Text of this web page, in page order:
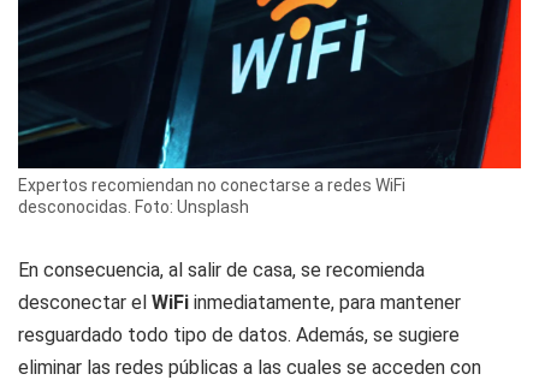
Expertos recomiendan no conectarse a redes WiFi
desconocidas. Foto: Unsplash
En consecuencia, al salir de casa, se recomienda
desconectar el WiFi inmediatamente, para mantener
resguardado todo tipo de datos. Además, se sugiere
eliminar las redes públicas a las cuales se acceden con